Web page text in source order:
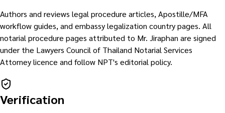
Authors and reviews legal procedure articles, Apostille/MFA
workflow guides, and embassy legalization country pages. All
notarial procedure pages attributed to Mr. Jiraphan are signed
under the Lawyers Council of Thailand Notarial Services
Attorney licence and follow NPT's editorial policy.
Verification